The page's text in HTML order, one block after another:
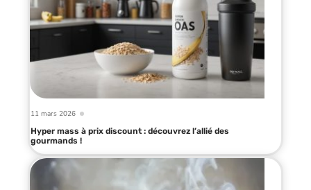
11 mars 2026
Hyper mass à prix discount : découvrez l’allié des
gourmands !